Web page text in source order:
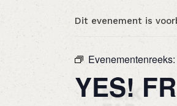
Dit evenement is
Evenementenreeks:
YES!